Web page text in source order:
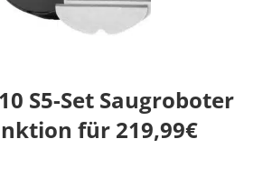
S5-Set Saugroboter
für 219,99€